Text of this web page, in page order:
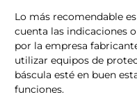
Lo más recomendable
cuenta las indicaciones
por la empresa
utilizar equipos de
báscula esté en buen
funciones.